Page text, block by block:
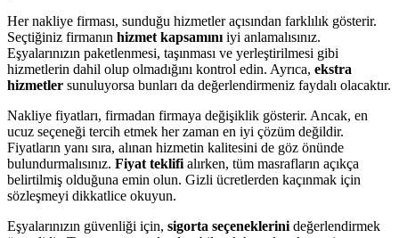
Her nakliye firması, sunduğu hizmetler açısından farklılık gösterir.
Seçtiğiniz firmanın hizmet kapsamını iyi anlamalısınız.
Eşyalarınızın paketlenmesi, taşınması ve yerleştirilmesi gibi
hizmetlerin dahil olup olmadığını kontrol edin. Ayrıca, ekstra
hizmetler sunuluyorsa bunları da değerlendirmeniz faydalı olacaktır.
Nakliye fiyatları, firmadan firmaya değişiklik gösterir. Ancak, en
ucuz seçeneği tercih etmek her zaman en iyi çözüm değildir.
Fiyatların yanı sıra, alınan hizmetin kalitesini de göz önünde
bulundurmalısınız. Fiyat teklifi alırken, tüm masrafların açıkça
belirtilmiş olduğuna emin olun. Gizli ücretlerden kaçınmak için
sözleşmeyi dikkatlice okuyun.
Eşyalarınızın güvenliği için, sigorta seçeneklerini değerlendirmek